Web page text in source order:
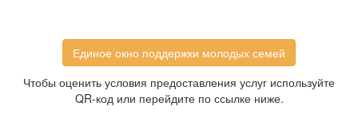
Единое окно поддержки молодых семей
Чтобы оценить условия предоставления услуг используйте
QR-код или перейдите по ссылке ниже.